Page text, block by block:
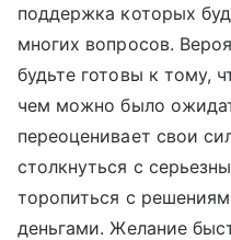
поддержка которых
многих вопросов.
будьте готовы к тому,
чем можно было
переоценивает свои
столкнуться с
торопиться с
деньгами. Желание